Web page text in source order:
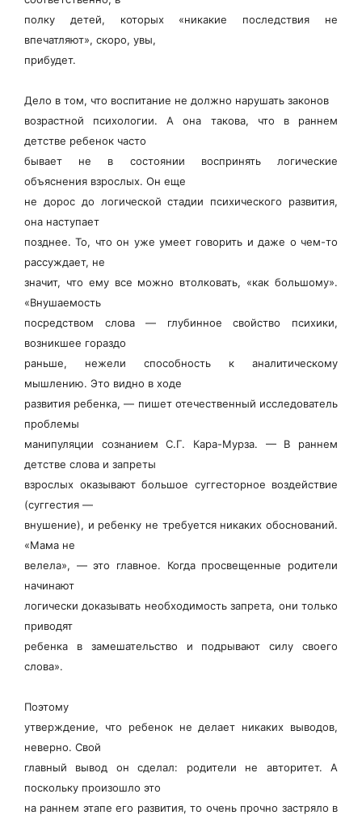
полку детей, которых «никакие последствия не
впечатляют», скоро, увы,
прибудет.
Дело в том, что воспитание не должно нарушать законов
возрастной психологии. А она такова, что в раннем
детстве ребенок часто
бывает не в состоянии воспринять логические
объяснения взрослых. Он еще
не дорос до логической стадии психического развития,
она наступает
позднее. То, что он уже умеет говорить и даже о чем-то
рассуждает, не
значит, что ему все можно втолковать, «как большому».
«Внушаемость
посредством слова — глубинное свойство психики,
возникшее гораздо
раньше, нежели способность к аналитическому
мышлению. Это видно в ходе
развития ребенка, — пишет отечественный исследователь
проблемы
манипуляции сознанием С.Г. Кара-Мурза. — В раннем
детстве слова и запреты
взрослых оказывают большое суггесторное воздействие
(суггестия —
внушение), и ребенку не требуется никаких обоснований.
«Мама не
велела», — это главное. Когда просвещенные родители
начинают
логически доказывать необходимость запрета, они только
приводят
ребенка в замешательство и подрывают силу своего
слова».
Поэтому
утверждение, что ребенок не делает никаких выводов,
неверно. Свой
главный вывод он сделал: родители не авторитет. А
поскольку произошло это
на раннем этапе его развития, то очень прочно застряло в